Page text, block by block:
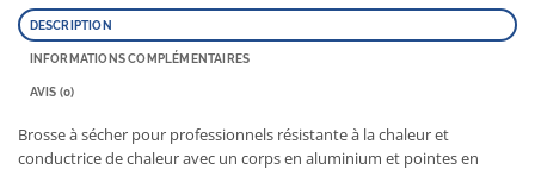
DESCRIPTION
INFORMATIONS COMPLÉMENTAIRES
AVIS (0)
Brosse à sécher pour professionnels résistante à la chaleur et
conductrice de chaleur avec un corps en aluminium et pointes en